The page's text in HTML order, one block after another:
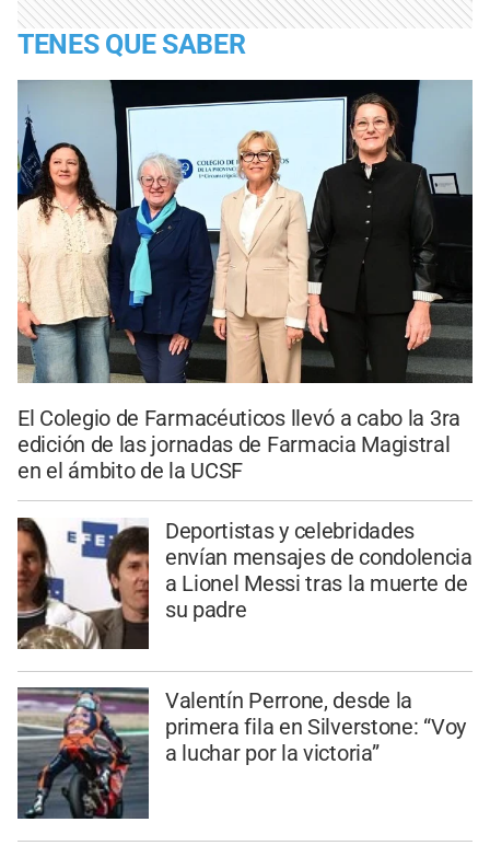
TENES QUE SABER
El Colegio de Farmacéuticos llevó a cabo la 3ra
edición de las jornadas de Farmacia Magistral
en el ámbito de la UCSF
Deportistas y celebridades
envían mensajes de condolencia
a Lionel Messi tras la muerte de
su padre
Valentín Perrone, desde la
primera fila en Silverstone: “Voy
a luchar por la victoria”